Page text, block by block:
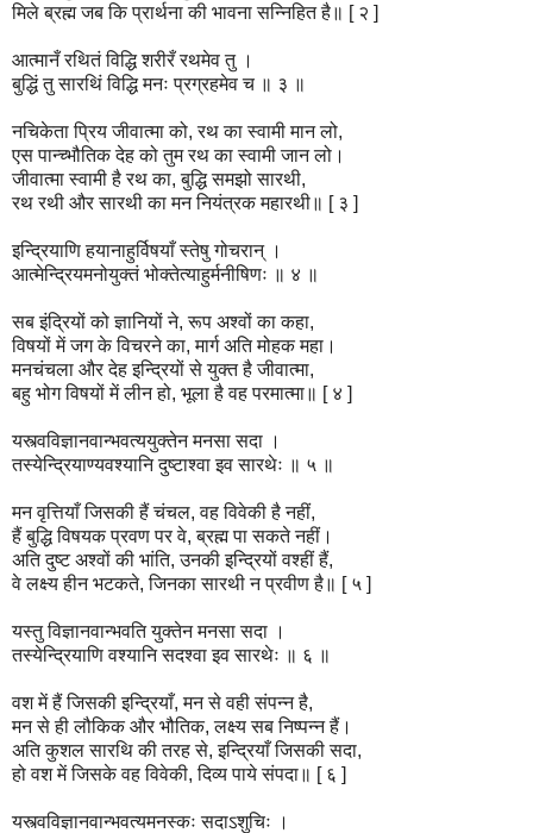
मिले ब्रह्म जब कि प्रार्थना की भावना सन्निहित है॥ [ २ ]
आत्मानँ रथितं विद्धि शरीरँ रथमेव तु ।
बुद्धिं तु सारथिं विद्धि मनः प्रग्रहमेव च ॥ ३ ॥
नचिकेता प्रिय जीवात्मा को, रथ का स्वामी मान लो,
एस पान्च्भौतिक देह को तुम रथ का स्वामी जान लो।
जीवात्मा स्वामी है रथ का, बुद्धि समझो सारथी,
रथ रथी और सारथी का मन नियंत्रक महारथी॥ [ ३ ]
इन्द्रियाणि हयानाहुर्विषयाँ स्तेषु गोचरान् ।
आत्मेन्द्रियमनोयुक्तं भोक्तेत्याहुर्मनीषिणः ॥ ४ ॥
सब इंद्रियों को ज्ञानियों ने, रूप अश्वों का कहा,
विषयों में जग के विचरने का, मार्ग अति मोहक महा।
मनचंचला और देह इन्द्रियों से युक्त है जीवात्मा,
बहु भोग विषयों में लीन हो, भूला है वह परमात्मा॥ [ ४ ]
यस्त्वविज्ञानवान्भवत्ययुक्तेन मनसा सदा ।
तस्येन्द्रियाण्यवश्यानि दुष्टाश्वा इव सारथेः ॥ ५ ॥
मन वृत्तियाँ जिसकी हैं चंचल, वह विवेकी है नहीं,
हैं बुद्धि विषयक प्रवण पर वे, ब्रह्म पा सकते नहीं।
अति दुष्ट अश्वों की भांति, उनकी इन्द्रियों वश्हीं हैं,
वे लक्ष्य हीन भटकते, जिनका सारथी न प्रवीण है॥ [ ५ ]
यस्तु विज्ञानवान्भवति युक्तेन मनसा सदा ।
तस्येन्द्रियाणि वश्यानि सदश्वा इव सारथेः ॥ ६ ॥
वश में हैं जिसकी इन्द्रियाँ, मन से वही संपन्न है,
मन से ही लौकिक और भौतिक, लक्ष्य सब निष्पन्न हैं।
अति कुशल सारथि की तरह से, इन्द्रियाँ जिसकी सदा,
हो वश में जिसके वह विवेकी, दिव्य पाये संपदा॥ [ ६ ]
यस्त्वविज्ञानवान्भवत्यमनस्कः सदाऽशुचिः ।